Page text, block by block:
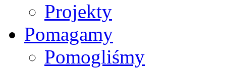
Projekty
Pomagamy
Pomogliśmy